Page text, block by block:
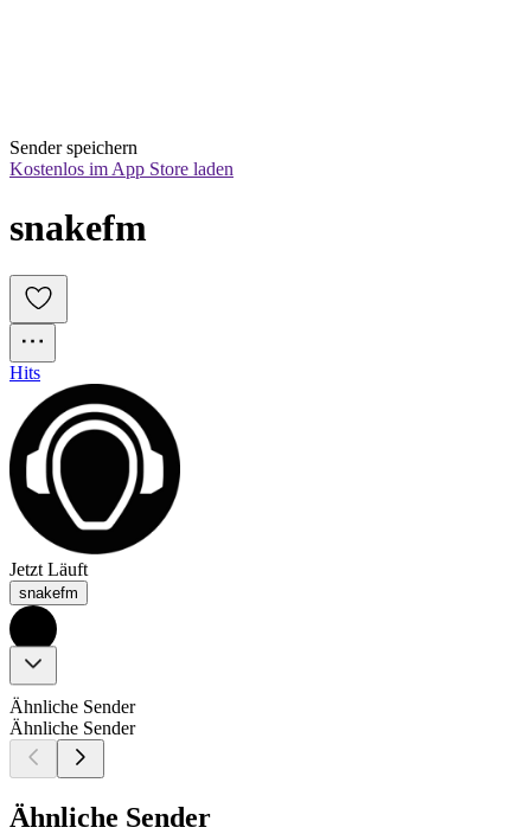
Sender speichern
Kostenlos im App Store laden
snakefm
Hits
Jetzt Läuft
snakefm
Ähnliche Sender
Ähnliche Sender
Ähnliche Sender